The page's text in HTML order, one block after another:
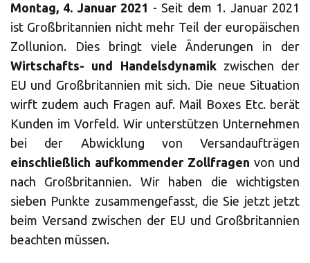
E-COMMERCE & LOGISTIK
GRAFIK & DRUCK
ETC.
BLOG
Wohin wollen
Sie versenden?
Verpackungslösungen
ALLE
LÖSUNGEN
Logistiklösungen
E-Commerce
ALLE
Montag, 4. Januar 2021 - Seit dem 1. Januar 2021
ist Großbritannien nicht mehr Teil der europäischen
Zollunion. Dies bringt viele Änderungen in der
Wirtschafts- und Handelsdynamikzwischen der
EU und Großbritannien mit sich. Die neue Situation
wirft zudem auch Fragen auf. Mail Boxes Etc. berät
Kunden im Vorfeld. Wir unterstützen Unternehmen
bei der Abwicklung von Versandaufträgen
einschließlich aufkommender Zollfragen von und
nach Großbritannien. Wir haben die wichtigsten
sieben Punkte zusammengefasst, die Sie jetzt jetzt
beim Versand zwischen der EU und Großbritannien
beachten müssen.